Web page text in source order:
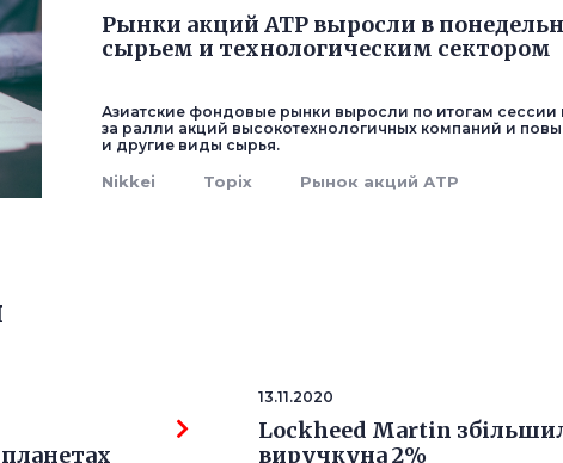
Рынки акций АТР выросли в
сырьем и технологическим сектором
Азиатские фондовые рынки выросли по итогам сессии
за ралли акций высокотехнологичных компаний и
и другие виды сырья.
Nikkei Topix Рынок акций АТР
13.11.2020
Lockheed Martin
виручкуна 2%